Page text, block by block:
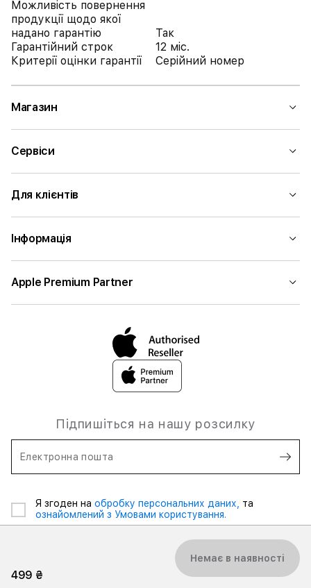
Можливість повернення
продукції щодо якої
надано гарантію
Так
Гарантійний строк
12 міс.
Критерії оцінки гарантії
Серійний номер
499 ₴
Немає в наявності
Магазин
Сервіси
Для клієнтів
Інформація
Apple Premium Partner
Підпишіться на нашу розсилку
Електронна пошта
Я згоден на обробку персональних даних, та
ознайомлений з Умовами користування.